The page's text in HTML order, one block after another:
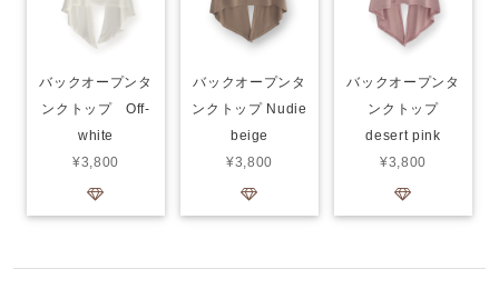
バックオープンタ
ンクトップ Off-
white
¥3,800
バックオープンタ
ンクトップ Nudie
beige
¥3,800
バックオープンタ
ンクトップ
desert pink
¥3,800